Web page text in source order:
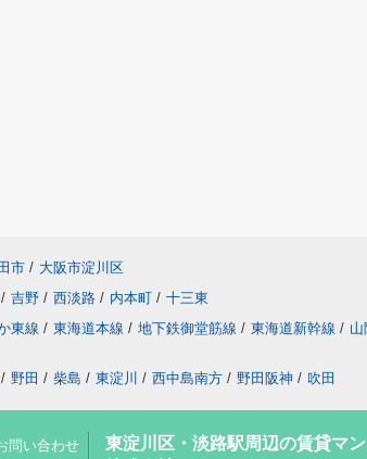
市 / 大阪市淀川区
/ 吉野 / 西淡路 / 内本町 / 十三東
東線 / 東海道本線 / 地下鉄御堂筋線 / 東海道新幹線 / 山
/ 野田 / 柴島 / 東淀川 / 西中島南方 / 野田阪神 / 吹田
問い合わせ
東淀川区・淡路駅周辺の賃貸マ